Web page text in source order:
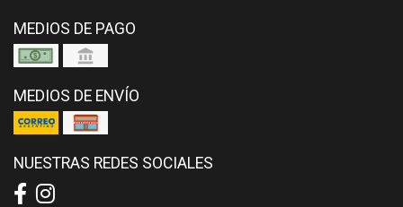
MEDIOS DE PAGO
MEDIOS DE ENVÍO
NUESTRAS REDES SOCIALES